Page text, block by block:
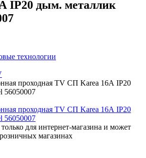
IP20 дым. металлик
технологии
проходная TV СП Karea 16А IP20
56050007
для интернет-магазина и может
магазинах